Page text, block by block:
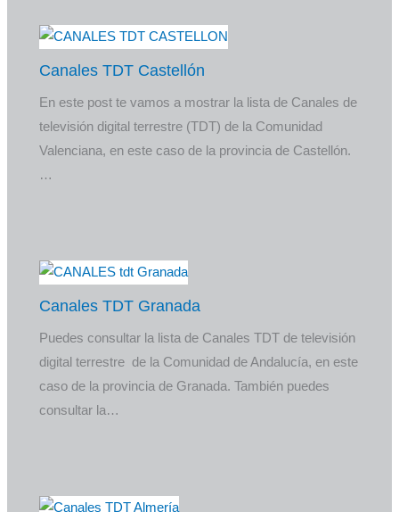
Canales TDT Castellón
En este post te vamos a mostrar la lista de Canales de
televisión digital terrestre (TDT) de la Comunidad
Valenciana, en este caso de la provincia de Castellón.
…
Canales TDT Granada
Puedes consultar la lista de Canales TDT de televisión
digital terrestre de la Comunidad de Andalucía, en este
caso de la provincia de Granada. También puedes
consultar la…